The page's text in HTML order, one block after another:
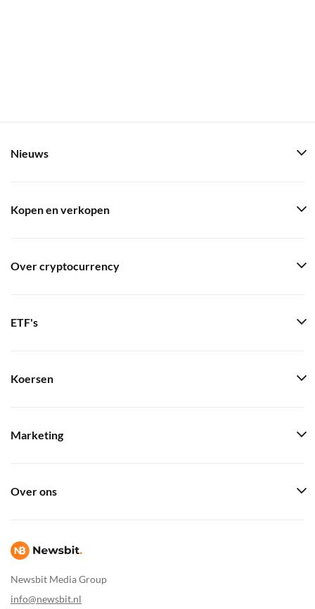
Newsbit Media Group
info@newsbit.nl
Nieuws
Kopen en verkopen
Over cryptocurrency
ETF's
Koersen
Marketing
Over ons